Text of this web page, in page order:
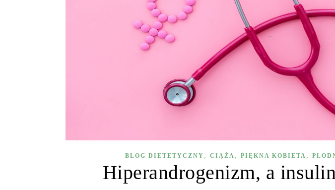
BLOG DIETETYCZNY , CIĄŻA , PIĘKNA KOBIETA ,
Hiperandrogenizm, a